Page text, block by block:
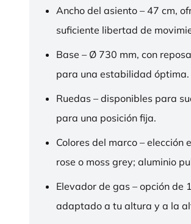
Ancho del asiento – 47 cm,
suficiente libertad de
Base – Ø 730 mm, con
para una estabilidad óptima.
Ruedas – disponibles para
para una posición fija.
Colores del marco –
rose o moss grey; aluminio
Elevador de gas – opción de
adaptado a tu altura y a la